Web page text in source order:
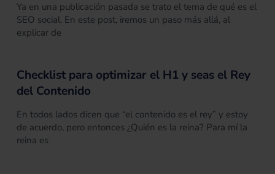
Ya en una publicación pasada se trato el tema de qué es el
SEO social. En este post, iremos un paso más allá, al
explicar de
Checklist para optimizar el H1 y seas el Rey
del Contenido
En todos lados dicen que “el contenido es el rey” y estoy
de acuerdo, pero entonces ¿Quién es la reina? Para mí la
reina es